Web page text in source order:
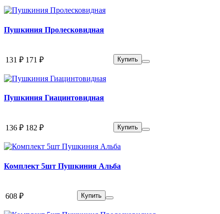
Пушкиния Пролесковидная
131 ₽ 171 ₽ Купить
Пушкиния Гиацинтовидная
136 ₽ 182 ₽ Купить
Комплект 5шт Пушкиния Альба
608 ₽ Купить